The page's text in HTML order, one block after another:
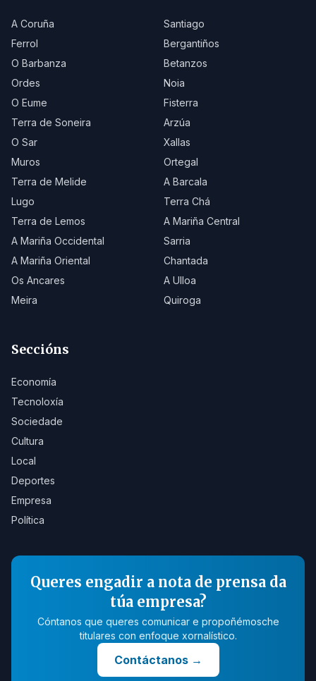
A Coruña
Santiago
Ferrol
Bergantiños
O Barbanza
Betanzos
Ordes
Noia
O Eume
Fisterra
Terra de Soneira
Arzúa
O Sar
Xallas
Muros
Ortegal
Terra de Melide
A Barcala
Lugo
Terra Chá
Terra de Lemos
A Mariña Central
A Mariña Occidental
Sarria
A Mariña Oriental
Chantada
Os Ancares
A Ulloa
Meira
Quiroga
Seccións
Economía
Tecnoloxía
Sociedade
Cultura
Local
Deportes
Empresa
Política
Queres engadir a nota de prensa da
túa empresa?
Cóntanos que queres comunicar e propoñémosche
titulares con enfoque xornalístico.
Contáctanos→